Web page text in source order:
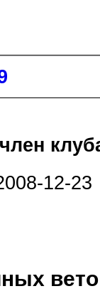
12-23